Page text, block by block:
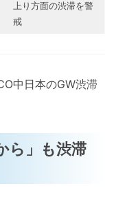
上り方面の渋滞を警
戒
中日本のGW渋滞
ら」も渋滞